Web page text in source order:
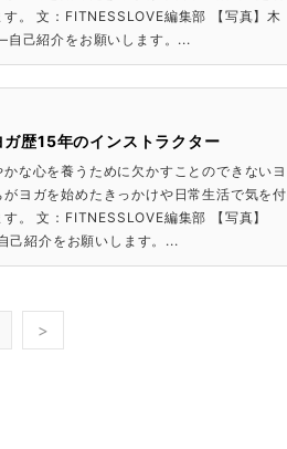
。 文：FITNESSLOVE編集部 【写真】木
己紹介をお願いします。...
歴15年のインストラクター
な心を養うために欠かすことのできないヨ
ヨガを始めたきっかけや日常生活で気を付
。 文：FITNESSLOVE編集部 【写真】
紹介をお願いします。...
>